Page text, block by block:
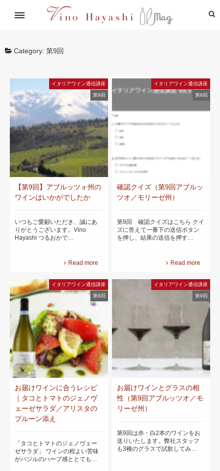
林基就イタリア紀行
レシピ
Category: 第9回
イタリアワイン通信講座
第9回
【第9回】アブルッツォ州の
ワインはいかがでしたか
いつもご愛顧いただき、誠にあ
りがとうございます。Vino
Hayashi つるおかで…
Read more
イタリアワイン通信講座
第9回
確認クイズ（第9回アブルッ
ツオ／モリーゼ州）
第9回 確認クイズはこちら クイ
ズに答えて一番下の送信ボタン
を押し、結果の送信を押す…
Read more
イタリアワイン通信講座
第9回
お届けワインに合うレシピ
｜タコとトマトのジェノヴ
ェーゼサラダ／アリスタの
プルーン添え
「タコとトマトのジェノヴェー
ゼサラダ」 ワインの程よい苦味
がバジルのハーブ感ととても…
イタリアワイン通信講座
第9回
お届けワインとグラスの相
性（第9回アブルッツオ／モ
リーゼ州）
第9回は赤・白2本のワインをお
送りいたします。弊社スタッフ
も3種のグラスで試飲してみ…